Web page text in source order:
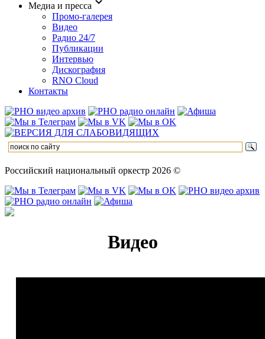
Медиа и пресса
Промо-галерея
Видео
Радио 24/7
Публикации
Интервью
Дискография
RNO Cloud
Контакты
Российский национальный оркестр 2026 ©
Видео